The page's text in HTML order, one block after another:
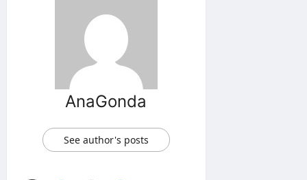
AnaGonda
See author's posts